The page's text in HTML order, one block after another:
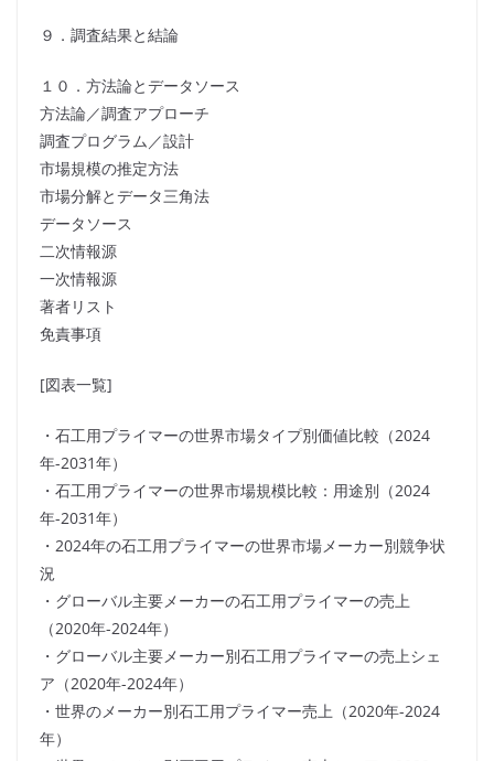
９．調査結果と結論
１０．方法論とデータソース
方法論／調査アプローチ
調査プログラム／設計
市場規模の推定方法
市場分解とデータ三角法
データソース
二次情報源
一次情報源
著者リスト
免責事項
[図表一覧]
・石工用プライマーの世界市場タイプ別価値比較（2024
年-2031年）
・石工用プライマーの世界市場規模比較：用途別（2024
年-2031年）
・2024年の石工用プライマーの世界市場メーカー別競争状
況
・グローバル主要メーカーの石工用プライマーの売上
（2020年-2024年）
・グローバル主要メーカー別石工用プライマーの売上シェ
ア（2020年-2024年）
・世界のメーカー別石工用プライマー売上（2020年-2024
年）